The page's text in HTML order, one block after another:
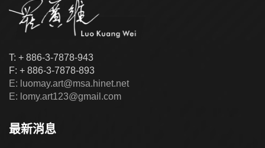
T: + 886-3-7878-943
F: + 886-3-7878-893
E: luomay.art@msa.hinet.net
E: lomy.art123@gmail.com
最新消息